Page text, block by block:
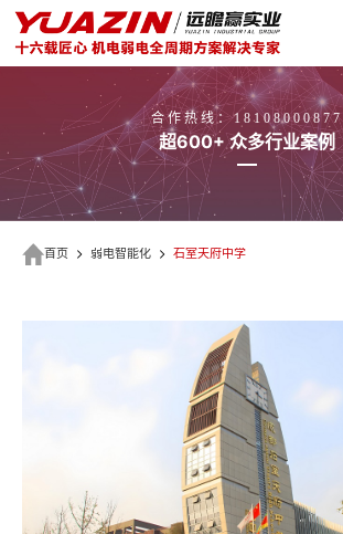
合作热线：18108000877
超600+ 众多行业案例
首页 弱电智能化 石室天府中学